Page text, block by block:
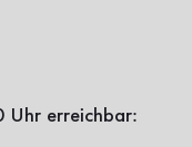
Uhr erreichbar: